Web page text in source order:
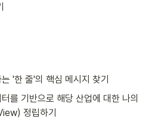
'한 줄'의 핵심 메시지 찾기
를 기반으로 해당 산업에 대한 나의
정립하기